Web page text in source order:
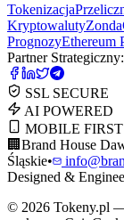
Tokenizacja
Kryptowaluty
PrognozyEthereum
Partner Strategiczny:
SSL SECURE
AI POWERED
MOBILE FIRST
🏢 Brand House
Śląskie•
Designed &
© 2026 Tokeny.pl